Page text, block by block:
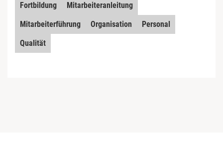
Fortbildung
Mitarbeiteranleitung
Mitarbeiterführung
Organisation
Personal
Qualität